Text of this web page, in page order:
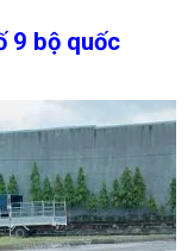
9 bộ quốc